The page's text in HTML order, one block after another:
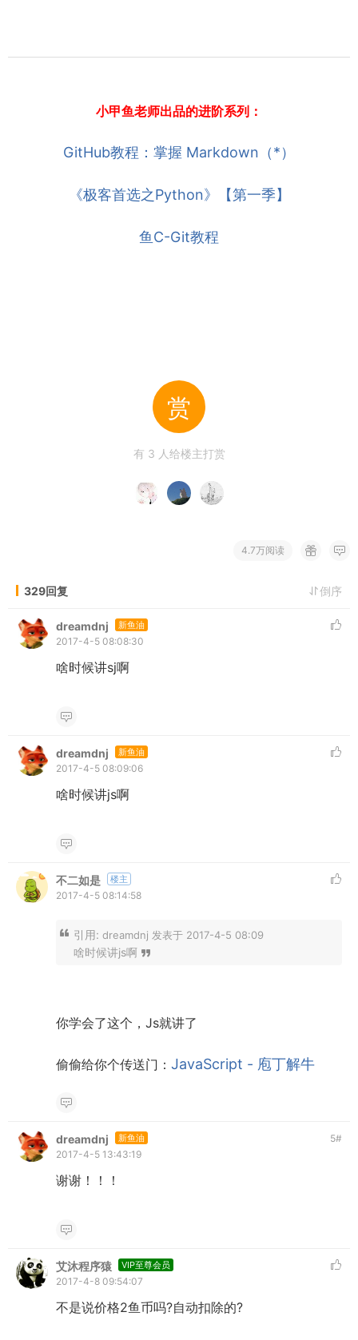
小甲鱼老师出品的进阶系列：
GitHub教程：掌握 Markdown（*）
《极客首选之Python》【第一季】
鱼C-Git教程
赏
有 3 人给楼主打赏
4.7万阅读
329回复 倒序
dreamdnj 新鱼油
2017-4-5 08:08:30
啥时候讲sj啊
dreamdnj 新鱼油
2017-4-5 08:09:06
啥时候讲js啊
不二如是 楼主
2017-4-5 08:14:58
引用: dreamdnj 发表于 2017-4-5 08:09
啥时候讲js啊
你学会了这个，Js就讲了
偷偷给你个传送门： JavaScript - 庖丁解牛
dreamdnj 新鱼油 5#
2017-4-5 13:43:19
谢谢！！！
艾沐程序猿 VIP至尊会员
2017-4-8 09:54:07
不是说价格2鱼币吗?自动扣除的?